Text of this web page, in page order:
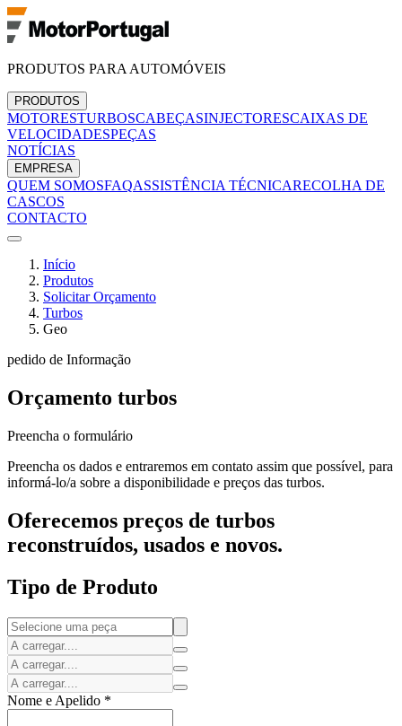
PRODUTOS PARA AUTOMÓVEIS
PRODUTOS
MOTORESTURBOSCABEÇASINJECTORESCAIXAS DE
VELOCIDADESPEÇAS
NOTÍCIAS
EMPRESA
QUEM SOMOSFAQASSISTÊNCIA TÉCNICARECOLHA DE
CASCOS
CONTACTO
Início
Produtos
Solicitar Orçamento
Turbos
Geo
pedido de Informação
Orçamento turbos
Preencha o formulário
Preencha os dados e entraremos em contato assim que possível, para
informá-lo/a sobre a disponibilidade e preços das turbos.
Oferecemos preços de turbos
reconstruídos, usados e novos.
Tipo de Produto
Nome e Apelido *